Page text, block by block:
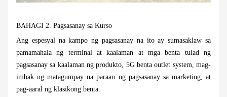
BAHAGI 2. Pagsasanay sa Kurso
Ang espesyal na kampo ng pagsasanay na ito ay sumasaklaw sa
pamamahala ng terminal at kaalaman at mga benta tulad ng
pagsasanay sa kaalaman ng produkto, 5G benta outlet system, mag-
imbak ng matagumpay na paraan ng pagsasanay sa marketing, at
pag-aaral ng klasikong benta.